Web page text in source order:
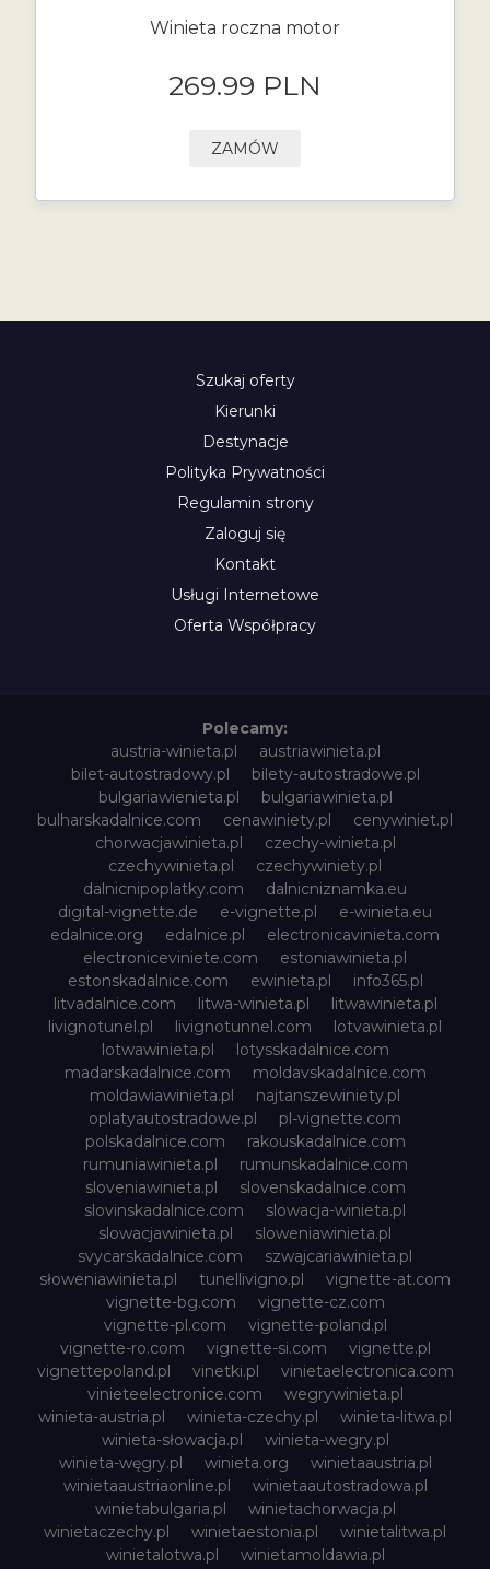
Winieta roczna motor
269.99 PLN
ZAMÓW
Szukaj oferty
Kierunki
Destynacje
Polityka Prywatności
Regulamin strony
Zaloguj się
Kontakt
Usługi Internetowe
Oferta Współpracy
Polecamy:
austria-winieta.pl
austriawinieta.pl
bilet-autostradowy.pl
bilety-autostradowe.pl
bulgariawienieta.pl
bulgariawinieta.pl
bulharskadalnice.com
cenawiniety.pl
cenywiniet.pl
chorwacjawinieta.pl
czechy-winieta.pl
czechywinieta.pl
czechywiniety.pl
dalnicnipoplatky.com
dalnicniznamka.eu
digital-vignette.de
e-vignette.pl
e-winieta.eu
edalnice.org
edalnice.pl
electronicavinieta.com
electroniceviniete.com
estoniawinieta.pl
estonskadalnice.com
ewinieta.pl
info365.pl
litvadalnice.com
litwa-winieta.pl
litwawinieta.pl
livignotunel.pl
livignotunnel.com
lotvawinieta.pl
lotwawinieta.pl
lotysskadalnice.com
madarskadalnice.com
moldavskadalnice.com
moldawiawinieta.pl
najtanszewiniety.pl
oplatyautostradowe.pl
pl-vignette.com
polskadalnice.com
rakouskadalnice.com
rumuniawinieta.pl
rumunskadalnice.com
sloveniawinieta.pl
slovenskadalnice.com
slovinskadalnice.com
slowacja-winieta.pl
slowacjawinieta.pl
sloweniawinieta.pl
svycarskadalnice.com
szwajcariawinieta.pl
słoweniawinieta.pl
tunellivigno.pl
vignette-at.com
vignette-bg.com
vignette-cz.com
vignette-pl.com
vignette-poland.pl
vignette-ro.com
vignette-si.com
vignette.pl
vignettepoland.pl
vinetki.pl
vinietaelectronica.com
vinieteelectronice.com
wegrywinieta.pl
winieta-austria.pl
winieta-czechy.pl
winieta-litwa.pl
winieta-słowacja.pl
winieta-wegry.pl
winieta-węgry.pl
winieta.org
winietaaustria.pl
winietaaustriaonline.pl
winietaautostradowa.pl
winietabulgaria.pl
winietachorwacja.pl
winietaczechy.pl
winietaestonia.pl
winietalitwa.pl
winietalotwa.pl
winietamoldawia.pl